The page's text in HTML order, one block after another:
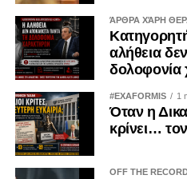
ΆΡΘΡΑ ΧΆΡΗ
αλήθεια
δολοφονία
#EXAFORMIS 1
Όταν η
κρίνει…
OFF THE